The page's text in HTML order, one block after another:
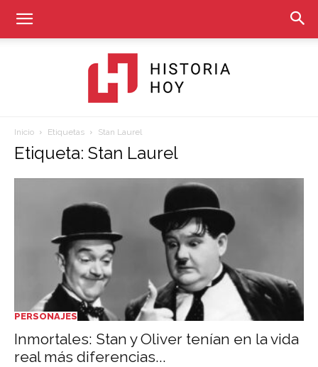
Hoy
Inicio Etiquetas Stan Laurel
Etiqueta: Stan Laurel
PERSONAJES
Inmortales: Stan y Oliver tenían en la vida
real más diferencias...